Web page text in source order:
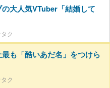
の大人気VTuber「結婚して
ク
最も「酷いあだ名」をつけら
ク